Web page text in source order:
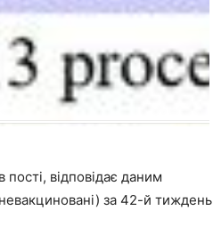
пості, відповідає даним
за 42-й тиждень